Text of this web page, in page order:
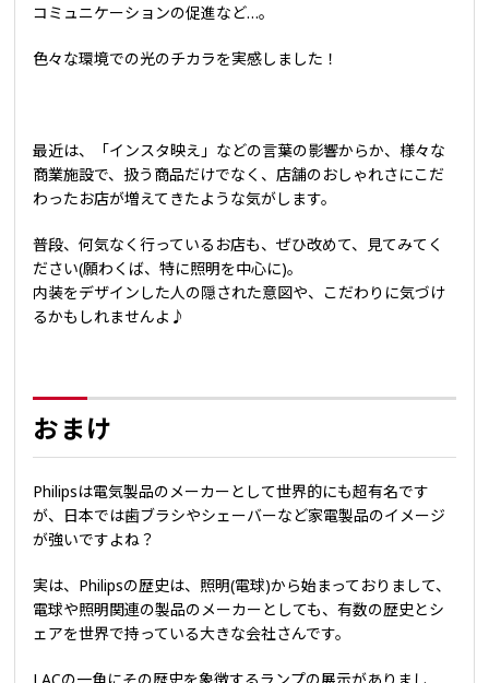
コミュニケーションの促進など…。
色々な環境での光のチカラを実感しました！
最近は、「インスタ映え」などの言葉の影響からか、様々な
商業施設で、扱う商品だけでなく、店舗のおしゃれさにこだ
わったお店が増えてきたような気がします。
普段、何気なく行っているお店も、ぜひ改めて、見てみてく
ださい(願わくば、特に照明を中心に)。
内装をデザインした人の隠された意図や、こだわりに気づけ
るかもしれませんよ♪
おまけ
Philipsは電気製品のメーカーとして世界的にも超有名です
が、日本では歯ブラシやシェーバーなど家電製品のイメージ
が強いですよね？
実は、Philipsの歴史は、照明(電球)から始まっておりまして、
電球や照明関連の製品のメーカーとしても、有数の歴史とシ
ェアを世界で持っている大きな会社さんです。
LACの一角にその歴史を象徴するランプの展示がありまし